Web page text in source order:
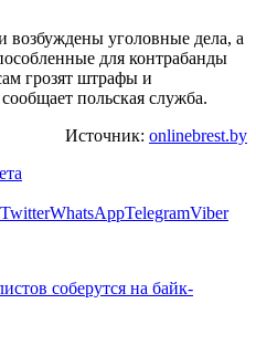
уголовные дела, а
для контрабанды
грозят штрафы и
польская служба.
Источник: onlinebrest.by
TwitterWhatsAppTelegramViber
соберутся на байк-